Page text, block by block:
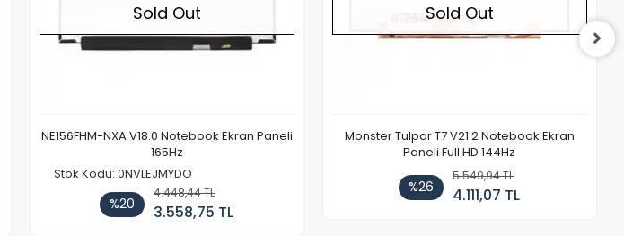
Sold Out
NE156FHM-NXA V18.0 Notebook Ekran Paneli
165Hz
Stok Kodu: 0NVLEJMYDO
%20
4.448,44 TL
3.558,75 TL
Sold Out
Monster Tulpar T7 V21.2 Notebook Ekran
Paneli Full HD 144Hz
%26
5.549,94 TL
4.111,07 TL